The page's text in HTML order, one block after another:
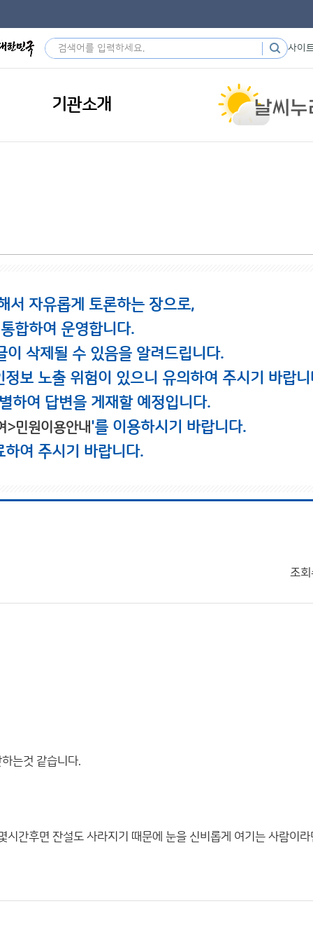
사이
기관소개
서 자유롭게 토론하는 장으로,
합하여 운영합니다.
삭제될 수 있음을 알려드립니다.
보 노출 위험이 있으니 유의하여 주시기 바랍니
하여 답변을 게재할 예정입니다.
>민원이용안내'를 이용하시기 바랍니다.
여 주시기 바랍니다.
조회
는것 같습니다.
간후면 잔설도 사라지기 때문에 눈을 신비롭게 여기는 사람이